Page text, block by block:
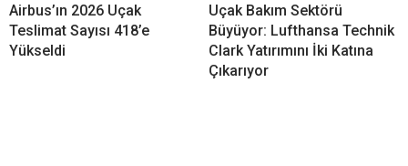
Airbus’ın 2026 Uçak
Teslimat Sayısı 418’e
Yükseldi
Uçak Bakım Sektörü
Büyüyor: Lufthansa Technik
Clark Yatırımını İki Katına
Çıkarıyor